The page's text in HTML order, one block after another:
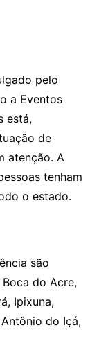
pelo
a Eventos
está,
de
atenção. A
tenham
o estado.
são
do Acre,
Ipixuna,
do Içá,